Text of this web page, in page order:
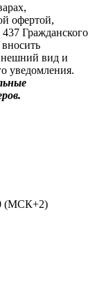
офертой,
Гражданского
вид и
уведомления.
(МСК+2)